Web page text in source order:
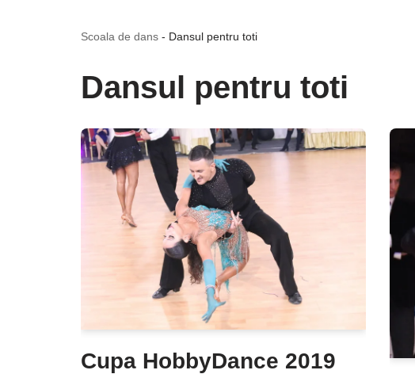
Scoala de dans - Dansul pentru toti
Dansul pentru toti
Cupa HobbyDance 2019